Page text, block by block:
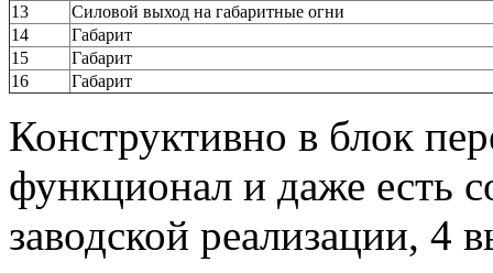
13
Силовой выход на габаритные огни
14
Габарит
15
Габарит
16
Габарит
Конструктивно в блок
функционал и даже есть
заводской реализации, 4